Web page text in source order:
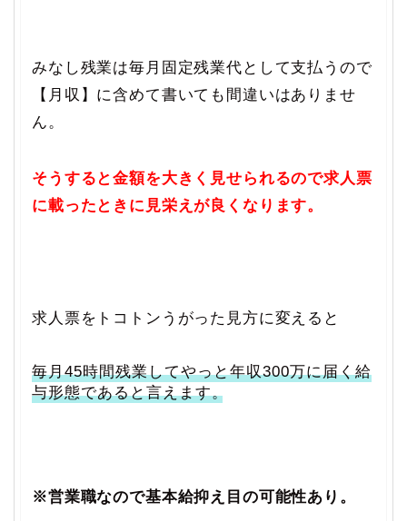
みなし残業は毎月固定残業代として支払うので
【月収】に含めて書いても間違いはありませ
ん。
そうすると金額を大きく見せられるので求人票
に載ったときに見栄えが良くなります。
求人票をトコトンうがった見方に変えると
毎月45時間残業してやっと年収300万に届く給
与形態であると言えます。
※営業職なので基本給抑え目の可能性あり。